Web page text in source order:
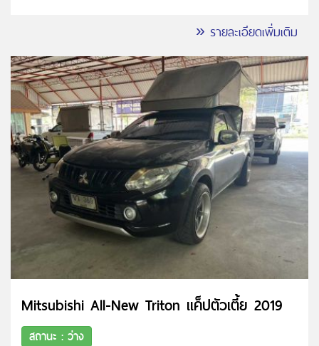
» รายละเอียดเพิ่มเติม
Mitsubishi All-New Triton แค็ปตัวเตี้ย 2019
สถานะ : ว่าง